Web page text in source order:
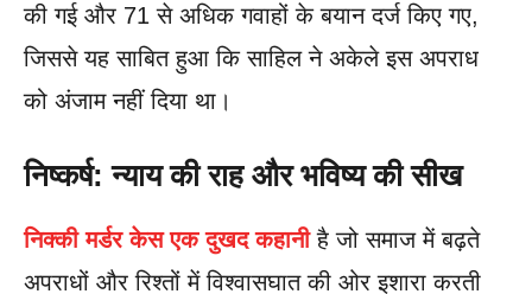
की गई और 71 से अधिक गवाहों के बयान दर्ज किए गए,
जिससे यह साबित हुआ कि साहिल ने अकेले इस अपराध
को अंजाम नहीं दिया था।
निष्कर्ष: न्याय की राह और भविष्य की सीख
निक्की मर्डर केस एक दुखद कहानीहै जो समाज में बढ़ते
अपराधों और रिश्तों में विश्वासघात की ओर इशारा करती